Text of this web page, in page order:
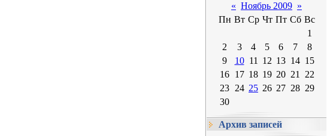
« Ноябрь 2009 »
Пн Вт Ср Чт Пт Сб Вс
1
2
3 4 5 6 7
8
9
10 11 12 13 14 15
16 17 18 19 20 21
22
23 24 25 26 27 28 29
30
Архив записей